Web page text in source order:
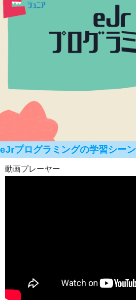
eJrプログラミングの学習シーン
動画プレーヤー